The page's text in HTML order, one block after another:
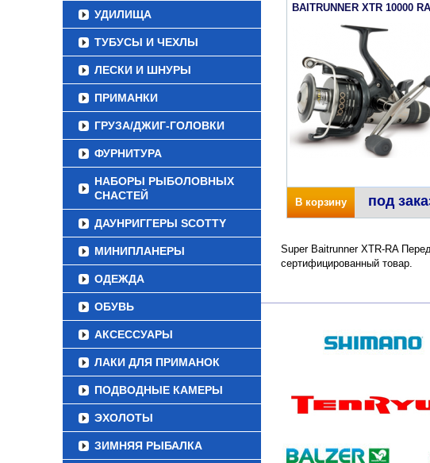
УДИЛИЩА
ТУБУСЫ И ЧЕХЛЫ
ЛЕСКИ И ШНУРЫ
ПРИМАНКИ
ГРУЗА/ДЖИГ-ГОЛОВКИ
ФУРНИТУРА
НАБОРЫ РЫБОЛОВНЫХ
СНАСТЕЙ
ДАУНРИГГЕРЫ SCOTTY
МИНИПЛАНЕРЫ
ОДЕЖДА
ОБУВЬ
АКСЕССУАРЫ
ЛАКИ ДЛЯ ПРИМАНОК
ПОДВОДНЫЕ КАМЕРЫ
ЭХОЛОТЫ
ЗИМНЯЯ РЫБАЛКА
BAITRUNNER XTR 10000 RA
В корзину под
Super Baitrunner XTR-RA
сертифицированный товар.